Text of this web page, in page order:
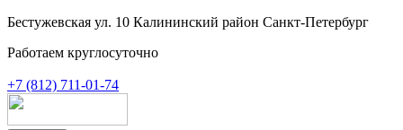
Бестужевская ул. 10 Калининский район Санкт-Петербург
Работаем круглосуточно
+7 (812) 711-01-74